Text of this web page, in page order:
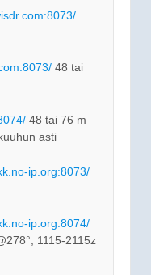
48 tai
48 tai 76 m
asti
ip.org:8073/
ip.org:8074/
1115-2115z